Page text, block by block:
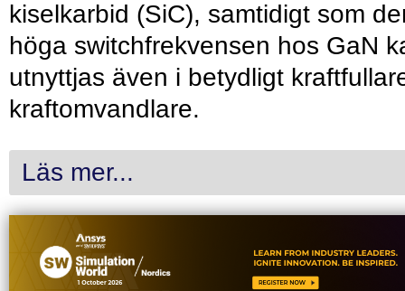
kiselkarbid (SiC), samtidigt som
höga switchfrekvensen hos GaN
utnyttjas även i betydligt
kraftomvandlare.
Läs mer...